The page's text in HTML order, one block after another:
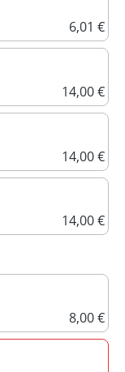
6,01 €
14,00 €
14,00 €
14,00 €
8,00 €